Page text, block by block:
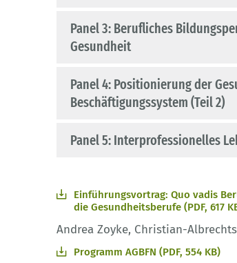
Panel 3: Berufliches
Gesundheit
Panel 4: Positionierung der
Beschäftigungssystem (Teil 2)
Panel 5: Interprofessionelles
Einführungsvortrag: Quo vadis
die Gesundheitsberufe (PDF, 617
Andrea Zoyke, Christian-
Programm AGBFN (PDF, 554 KB)